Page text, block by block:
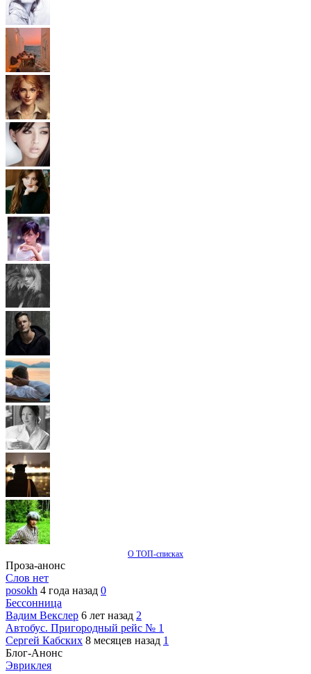
О ТОП-списках
Проза-анонс
Слов нет
posokh 4 года назад 0
Бессонница
Вадим Векслер 6 лет назад 2
Автобус. Пригородный рейс № 1
Сергей Кабских 8 месяцев назад 1
Блог-Анонс
Эвриклея